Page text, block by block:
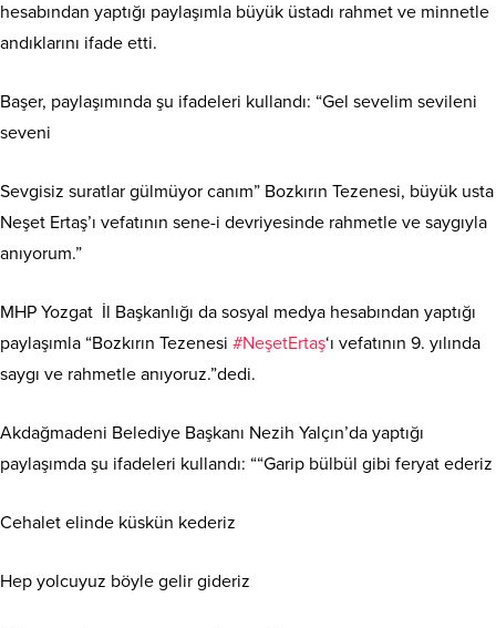
hesabından yaptığı paylaşımla büyük üstadı rahmet ve minnetle
andıklarını ifade etti.
Başer, paylaşımında şu ifadeleri kullandı: “Gel sevelim sevileni
seveni
Sevgisiz suratlar gülmüyor canım” Bozkırın Tezenesi, büyük usta
Neşet Ertaş’ı vefatının sene-i devriyesinde rahmetle ve saygıyla
anıyorum.”
MHP Yozgat İl Başkanlığı da sosyal medya hesabından yaptığı
paylaşımla “Bozkırın Tezenesi #NeşetErtaş‘ı vefatının 9. yılında
saygı ve rahmetle anıyoruz.”dedi.
Akdağmadeni Belediye Başkanı Nezih Yalçın’da yaptığı
paylaşımda şu ifadeleri kullandı: ““Garip bülbül gibi feryat ederiz
Cehalet elinde küskün kederiz
Hep yolcuyuz böyle gelir gideriz